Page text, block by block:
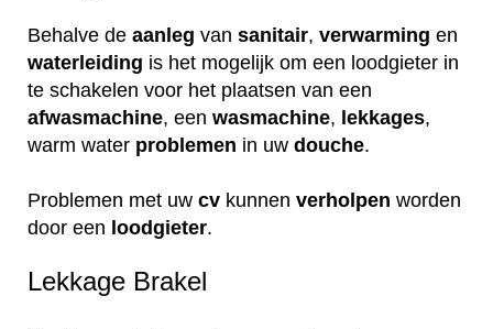
Behalve de aanleg van sanitair, verwarming en
waterleiding is het mogelijk om een loodgieter in
te schakelen voor het plaatsen van een
afwasmachine, een wasmachine, lekkages,
warm water problemen in uw douche.
Problemen met uw cv kunnen verholpen worden
door een loodgieter.
Lekkage Brakel